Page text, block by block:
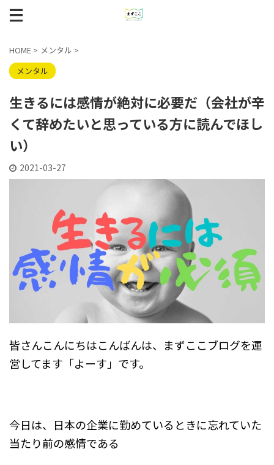
HOME > メンタル >
メンタル
生きるには感情が絶対に必要だ（会社が辛
くて辞めたいと思っている方に読んでほし
い）
2021-03-27
皆さんこんにちはこんばんは、まずここブログを運
営してます「よーす」です。
今日は、日本の企業に勤めているときに忘れていた
当たり前の感情である